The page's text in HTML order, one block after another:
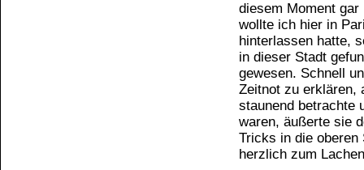
diesem Moment
wollte ich hier in
hinterlassen hatte,
in dieser Stadt
gewesen. Schnell
Zeitnot zu erklären,
staunend betrachte
waren, äußerte sie
Tricks in die
herzlich zum